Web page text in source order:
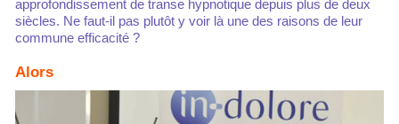
approfondissement de transe hypnotique depuis plus de deux
siècles. Ne faut-il pas plutôt y voir là une des raisons de leur
commune efficacité ?
Alors